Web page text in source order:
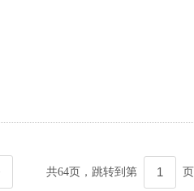
共64页，跳转到第 页